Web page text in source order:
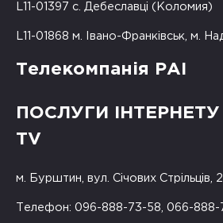
L11-01397 с. Дебеславці (Коломия)
L11-01868 м. Івано-Франківськ, м.
Телекомпанія РАІ
ПОСЛУГИ ІНТЕРНЕТУ
TV
м. Бурштин, вул. Січових Стрільців,
Телефон: 096-888-73-58, 066-888-